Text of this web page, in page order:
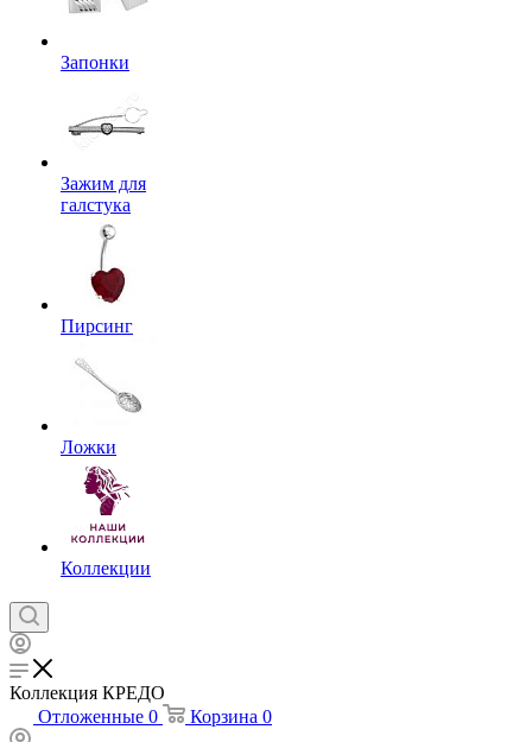
Запонки
Зажим для
галстука
Пирсинг
Ложки
Коллекции
Коллекция КРЕДО
Отложенные 0 Корзина 0